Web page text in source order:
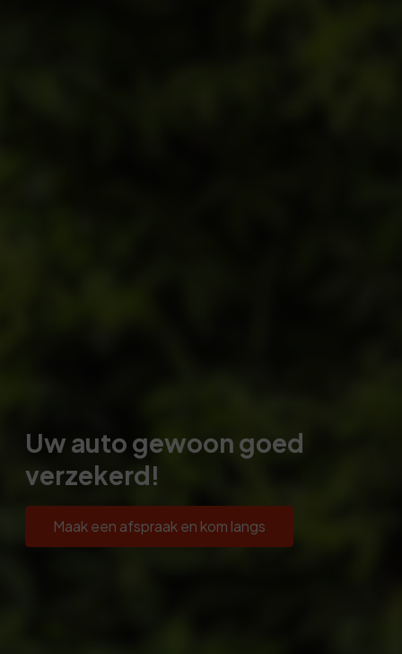
Uw auto gewoon goed
verzekerd!
Maak een afspraak en kom langs